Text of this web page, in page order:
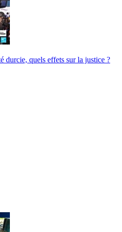
durcie, quels effets sur la justice ?